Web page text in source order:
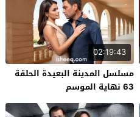
02:19:43
مسلسل المدينة البعيدة الحلقة
63 نهاية الموسم